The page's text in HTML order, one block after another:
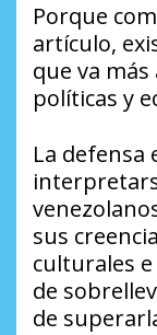
Porque
artículo,
que va
políticas y
La
sus
culturales
de
de